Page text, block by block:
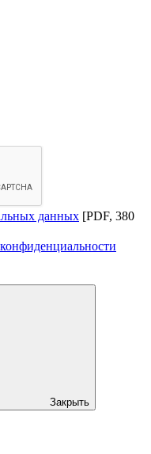
данных [PDF, 380
Закрыть